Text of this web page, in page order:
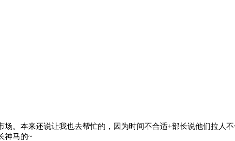
。本来还说让我也去帮忙的，因为时间不合适+部长说他们拉人不
神马的~